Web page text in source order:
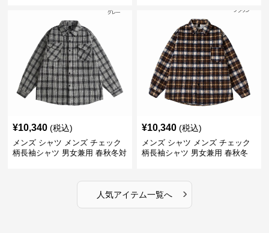
¥10,340 (税込)
メンズ シャツ メンズ チェック
柄長袖シャツ 男女兼用 春秋冬対
¥10,340 (税込)
メンズ シャツ メンズ チェック
柄長袖シャツ 男女兼用 春秋冬
人気アイテム一覧へ ›